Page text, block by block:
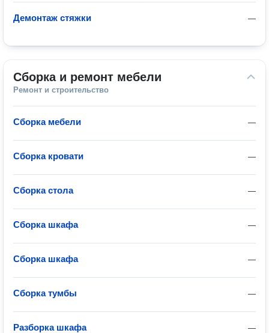
—
Демонтаж стяжки
Сборка и ремонт мебели
Ремонт и строительство
—
Сборка мебели
—
Сборка кровати
—
Сборка стола
—
Сборка шкафа
—
Сборка шкафа
—
Сборка тумбы
—
Разборка шкафа